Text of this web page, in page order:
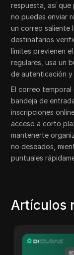
respuesta, así que
no puedes enviar
un correo saliente
destinatarios
límites previenen
regulares, usa un
de autenticación y
El correo
bandeja de
inscripciones
acceso a corto
mantenerte
no deseados,
puntuales
Artículos